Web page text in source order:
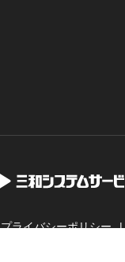
プライバシーポリシー